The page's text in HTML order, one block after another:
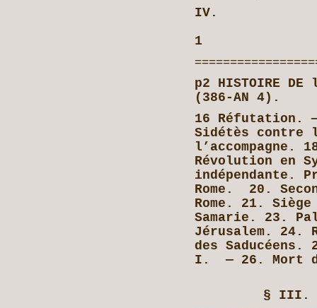
IV.
1
p2 HISTOIRE
(386-AN 4).
16 Réfutation.
Sidétès contre
l’accompagne.
Révolution en
indépendante.
Rome. 20.
Rome. 21.
Samarie. 23.
Jérusalem. 24.
des
I. — 26. Mort
§ III.